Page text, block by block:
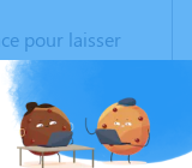
pour laisser
souvenirs, une
des
un lieu
de Magali